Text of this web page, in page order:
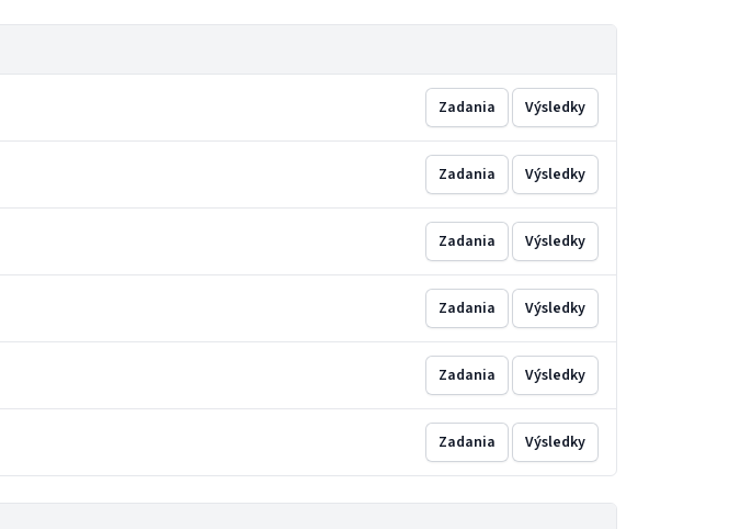
Zadania Výsledky
Zadania Výsledky
Zadania Výsledky
Zadania Výsledky
Zadania Výsledky
Zadania Výsledky